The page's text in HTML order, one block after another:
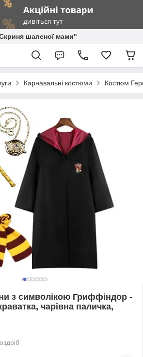
шаленої мами"
Карнавальні костюми Костюм
з символікою Гриффіндор -
чарівна паличка,